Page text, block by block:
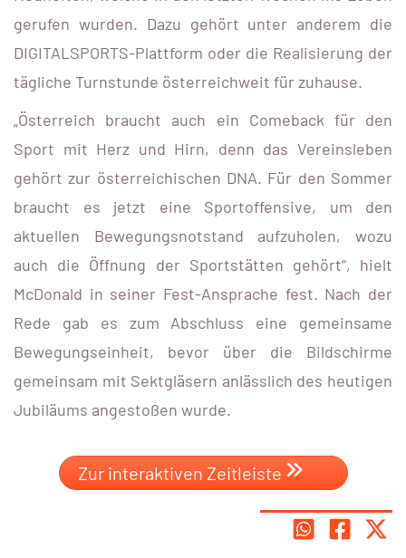
gerufen wurden. Dazu gehört unter anderem die
DIGITALSPORTS-Plattform oder die Realisierung der
tägliche Turnstunde österreichweit für zuhause.
„Österreich braucht auch ein Comeback für den
Sport mit Herz und Hirn, denn das Vereinsleben
gehört zur österreichischen DNA. Für den Sommer
braucht es jetzt eine Sportoffensive, um den
aktuellen Bewegungsnotstand aufzuholen, wozu
auch die Öffnung der Sportstätten gehört“, hielt
McDonald in seiner Fest-Ansprache fest. Nach der
Rede gab es zum Abschluss eine gemeinsame
Bewegungseinheit, bevor über die Bildschirme
gemeinsam mit Sektgläsern anlässlich des heutigen
Jubiläums angestoßen wurde.
Zur interaktiven Zeitleiste